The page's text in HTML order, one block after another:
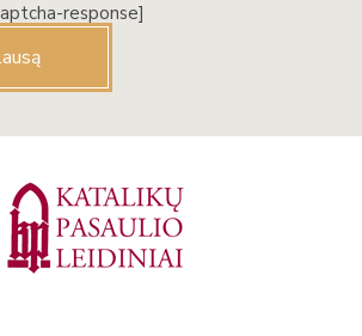
response]